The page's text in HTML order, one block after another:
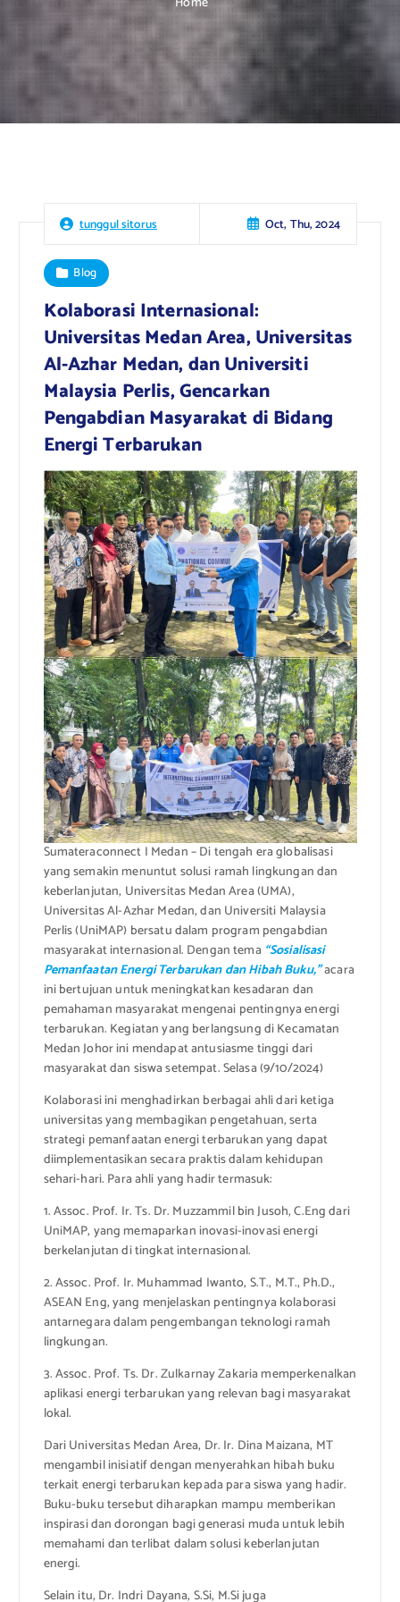
tunggul sitorus Oct, Thu, 2024
Blog
Kolaborasi Internasional:
Universitas Medan Area, Universitas
Al-Azhar Medan, dan Universiti
Malaysia Perlis, Gencarkan
Pengabdian Masyarakat di Bidang
Energi Terbarukan
Sumateraconnect I Medan – Di tengah era globalisasi
yang semakin menuntut solusi ramah lingkungan dan
keberlanjutan, Universitas Medan Area (UMA),
Universitas Al-Azhar Medan, dan Universiti Malaysia
Perlis (UniMAP) bersatu dalam program pengabdian
masyarakat internasional. Dengan tema“Sosialisasi
Pemanfaatan Energi Terbarukan dan Hibah Buku,”acara
ini bertujuan untuk meningkatkan kesadaran dan
pemahaman masyarakat mengenai pentingnya energi
terbarukan. Kegiatan yang berlangsung di Kecamatan
Medan Johor ini mendapat antusiasme tinggi dari
masyarakat dan siswa setempat. Selasa (9/10/2024)
Kolaborasi ini menghadirkan berbagai ahli dari ketiga
universitas yang membagikan pengetahuan, serta
strategi pemanfaatan energi terbarukan yang dapat
diimplementasikan secara praktis dalam kehidupan
sehari-hari. Para ahli yang hadir termasuk:
1. Assoc. Prof. Ir. Ts. Dr. Muzzammil bin Jusoh, C.Eng dari
UniMAP, yang memaparkan inovasi-inovasi energi
berkelanjutan di tingkat internasional.
2. Assoc. Prof. Ir. Muhammad Iwanto, S.T., M.T., Ph.D.,
ASEAN Eng, yang menjelaskan pentingnya kolaborasi
antarnegara dalam pengembangan teknologi ramah
lingkungan.
3. Assoc. Prof. Ts. Dr. Zulkarnay Zakaria memperkenalkan
aplikasi energi terbarukan yang relevan bagi masyarakat
lokal.
Dari Universitas Medan Area, Dr. Ir. Dina Maizana, MT
mengambil inisiatif dengan menyerahkan hibah buku
terkait energi terbarukan kepada para siswa yang hadir.
Buku-buku tersebut diharapkan mampu memberikan
inspirasi dan dorongan bagi generasi muda untuk lebih
memahami dan terlibat dalam solusi keberlanjutan
energi.
Selain itu, Dr. Indri Dayana, S.Si, M.Si juga